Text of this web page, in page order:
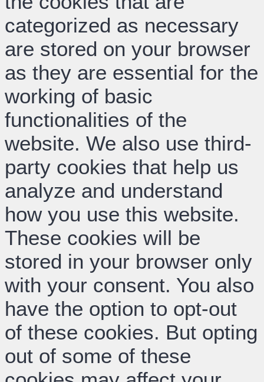
categorized as necessary
are stored on your browser
as they are essential for the
working of basic
functionalities of the
website. We also use third-
party cookies that help us
analyze and understand
how you use this website.
These cookies will be
stored in your browser only
with your consent. You also
have the option to opt-out
of these cookies. But opting
out of some of these